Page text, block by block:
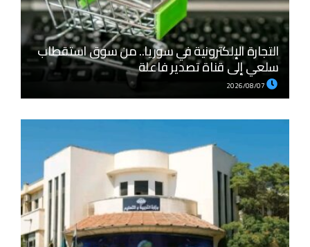
التجارة الإلكترونية في سوريا.. من سوق استقطاب
سلعي إلى قناة تصدير فاعلة